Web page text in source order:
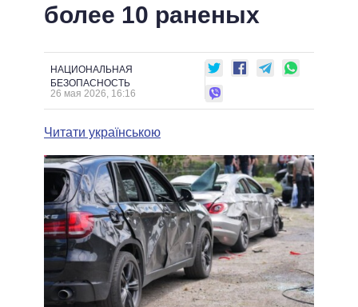
ОБЗОРЫ
ПРЕЗИДЕНТ И ОФИС
ГЛАВЫ ОБЛАДМИНИСТРАЦИЙ
МЭРЫ
ВСЕ ПЕРСОНЫ
ВИДЕО
ПОДДЕРЖАТЬ
СРАВНЕНИЕ ПОЛИТИКОВ
более 10 раненых
НАЦИОНАЛЬНАЯ
БЕЗОПАСНОСТЬ
26 мая 2026, 16:16
Читати українською